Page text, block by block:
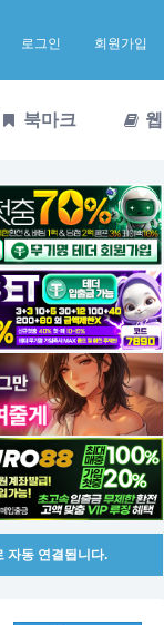
로그인 회원가입
북마크
자동 연결됩니다.